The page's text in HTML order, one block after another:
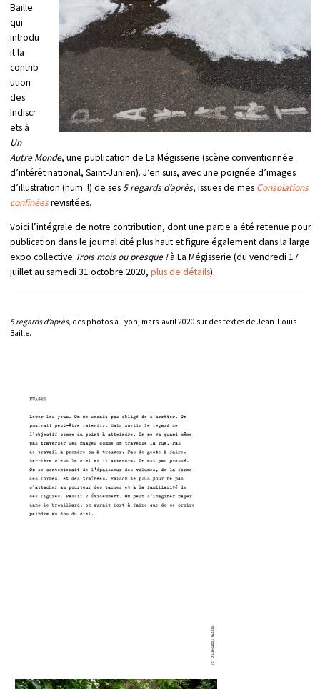
Baille
qui
introdu
it la
contrib
ution
des
Indiscr
ets à
Un
Autre Monde, une publication de La Mégisserie (scène conventionnée
d’intérêt national, Saint-Junien). J’en suis, avec une poignée d’images
d’illustration (hum !) de ses 5 regards d’après, issues de mes Consolations
confinéesrevisitées.
Voici l’intégrale de notre contribution, dont une partie a été retenue pour
publication dans le journal cité plus haut et figure également dans la large
expo collective Trois mois ou presque !à La Mégisserie (du vendredi 17
juillet au samedi 31 octobre 2020, plus de détails).
5 regards d’après,des photos à Lyon, mars-avril 2020 sur des textes de Jean-Louis
Baille.